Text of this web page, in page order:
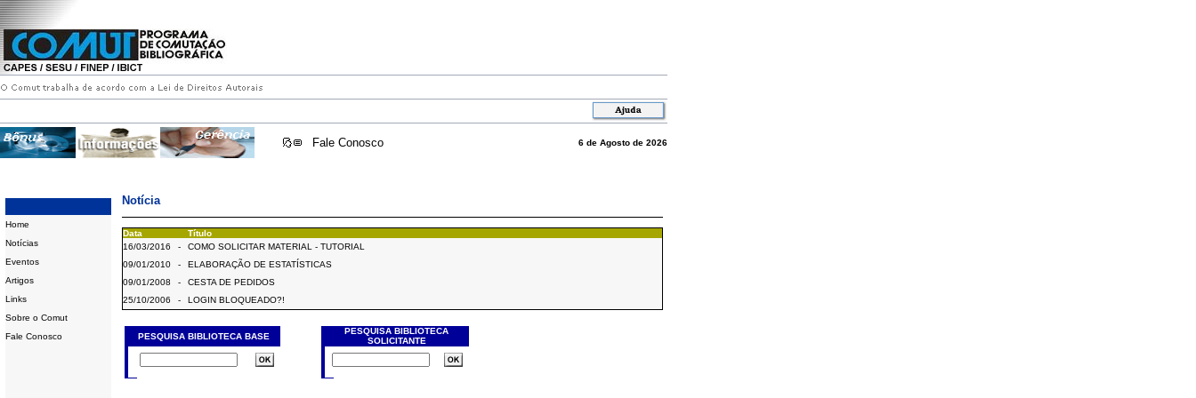
Fale Conosco 6 de Agosto de 2026
Home
Notícias
Eventos
Artigos
Links
Sobre o Comut
Fale Conosco
Notícia
Data
Título
16/03/2016
-
COMO SOLICITAR MATERIAL - TUTORIAL
09/01/2010
-
ELABORAÇÃO DE ESTATÍSTICAS
09/01/2008
-
CESTA DE PEDIDOS
25/10/2006
- LOGIN BLOQUEADO?!
PESQUISA BIBLIOTECA BASE
PESQUISA BIBLIOTECA
SOLICITANTE